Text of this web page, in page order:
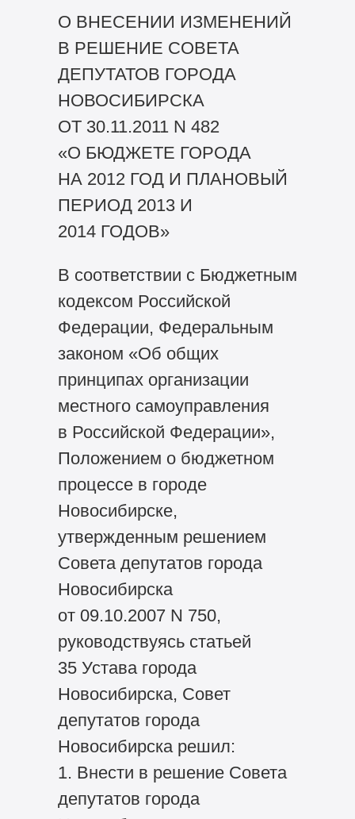
О ВНЕСЕНИИ ИЗМЕНЕНИЙ
В РЕШЕНИЕ СОВЕТА
ДЕПУТАТОВ ГОРОДА
НОВОСИБИРСКА
ОТ 30.11.2011 N 482
«О БЮДЖЕТЕ ГОРОДА
НА 2012 ГОД И ПЛАНОВЫЙ
ПЕРИОД 2013 И
2014 ГОДОВ»
В соответствии с Бюджетным
кодексом Российской
Федерации, Федеральным
законом «Об общих
принципах организации
местного самоуправления
в Российской Федерации»,
Положением о бюджетном
процессе в городе
Новосибирске,
утвержденным решением
Совета депутатов города
Новосибирска
от 09.10.2007 N 750,
руководствуясь статьей
35 Устава города
Новосибирска, Совет
депутатов города
Новосибирска решил:
1. Внести в решение Совета
депутатов города